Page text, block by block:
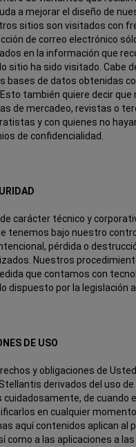
a mejorar el diseño de
sitios son visitados con
de correo electrónico
en la información que
sitio ha sido visitado. Cabe
bases de datos obtenidas
también quiere decir que
de mercadeo, revistas o
y con quienes no
de confidencialidad.
carácter técnico y
tenemos bajo nuestro
pérdida o
Nuestros
que contamos con
dispuesto por la legislación
DE USO
y obligaciones de Usted
derivados del uso
de cuando
en cualquier
aquí contenidos aplican al
como a las aplicaciones a